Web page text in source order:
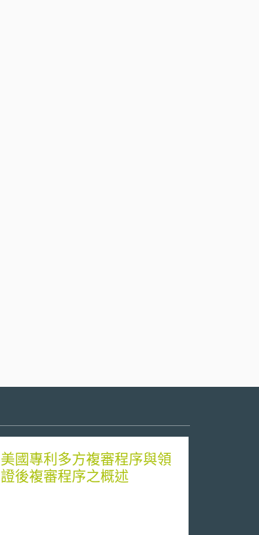
美國專利多方複審程序與領
證後複審程序之概述